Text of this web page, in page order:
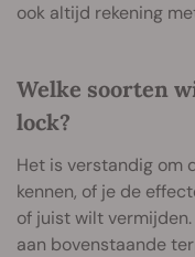
ook altijd rekening
Welke soorten
lock?
Het is verstandig om
kennen, of je de
of juist wilt
aan bovenstaande